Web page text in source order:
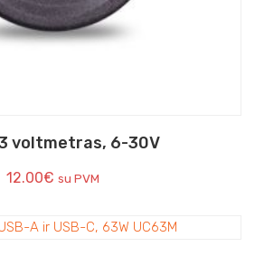
voltmetras, 6-30V
12.00€ su PVM